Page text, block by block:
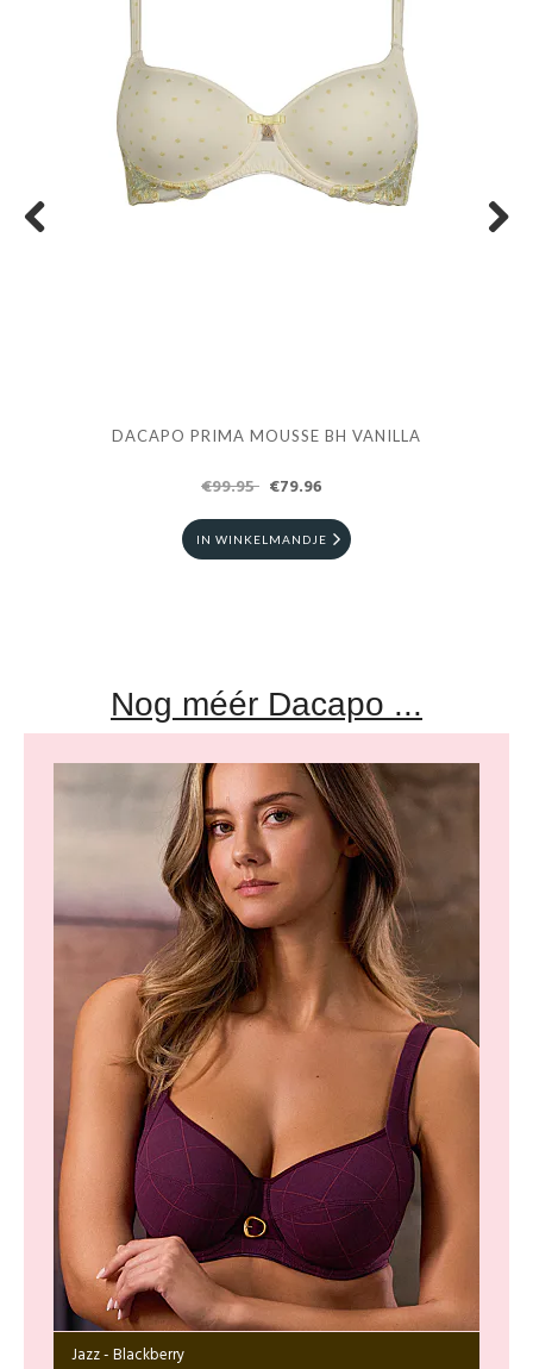
DACAPO PRIMA MOUSSE BH VANILLA
€99.95 €79.96
IN WINKELMANDJE
Nog méér Dacapo ...
Jazz - Blackberry